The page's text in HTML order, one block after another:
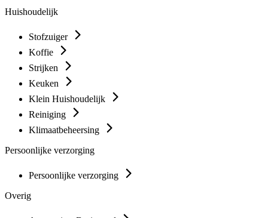
Huishoudelijk
Stofzuiger
Koffie
Strijken
Keuken
Klein Huishoudelijk
Reiniging
Klimaatbeheersing
Persoonlijke verzorging
Persoonlijke verzorging
Overig